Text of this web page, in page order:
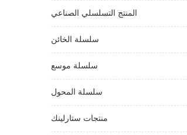
المنتج التسلسلي الصناعي
سلسلة الخائن
سلسلة موسع
سلسلة المحول
منتجات ستارلينك